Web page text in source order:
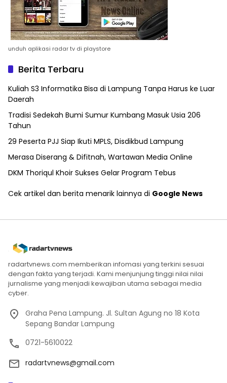
unduh aplikasi radar tv di playstore
Berita Terbaru
Kuliah S3 Informatika Bisa di Lampung Tanpa Harus ke Luar
Daerah
Tradisi Sedekah Bumi Sumur Kumbang Masuk Usia 206
Tahun
29 Peserta PJJ Siap Ikuti MPLS, Disdikbud Lampung
Merasa Diserang & Difitnah, Wartawan Media Online
DKM Thoriqul Khoir Sukses Gelar Program Tebus
Cek artikel dan berita menarik lainnya di Google News
radartvnews.com memberikan infomasi yang terkini sesuai
dengan fakta yang terjadi. Kami menjunjung tinggi nilai nilai
jurnalisme yang menjadi kewajiban utama sebagai media
cyber.
Graha Pena Lampung. Jl. Sultan Agung no 18 Kota
Sepang Bandar Lampung
0721-5610022
radartvnews@gmail.com